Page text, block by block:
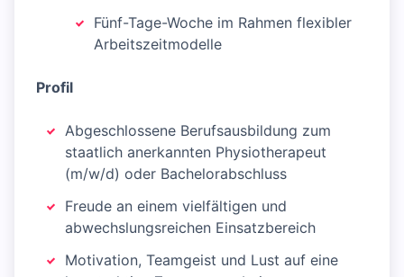
Fünf-Tage-Woche im Rahmen flexibler
Arbeitszeitmodelle
Profil
Abgeschlossene Berufsausbildung zum
staatlich anerkannten Physiotherapeut
(m/w/d) oder Bachelorabschluss
Freude an einem vielfältigen und
abwechslungsreichen Einsatzbereich
Motivation, Teamgeist und Lust auf eine